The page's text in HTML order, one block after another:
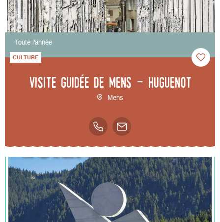
Toute l'année
CULTURE
Visite guidée de Mens - Huguenot
Mens